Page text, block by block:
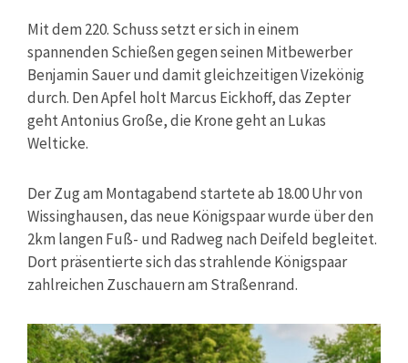
Mit dem 220. Schuss setzt er sich in einem
spannenden Schießen gegen seinen Mitbewerber
Benjamin Sauer und damit gleichzeitigen Vizekönig
durch. Den Apfel holt Marcus Eickhoff, das Zepter
geht Antonius Große, die Krone geht an Lukas
Welticke.
Der Zug am Montagabend startete ab 18.00 Uhr von
Wissinghausen, das neue Königspaar wurde über den
2km langen Fuß- und Radweg nach Deifeld begleitet.
Dort präsentierte sich das strahlende Königspaar
zahlreichen Zuschauern am Straßenrand.